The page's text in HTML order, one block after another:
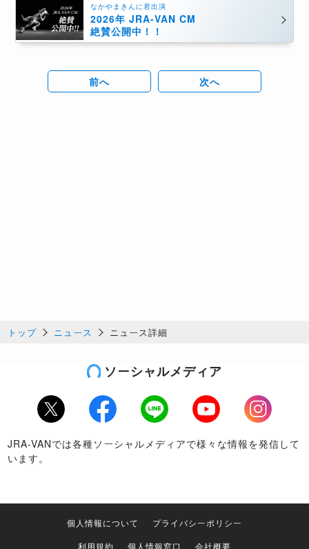
なかやまきんに君出演
2026年 JRA-VAN CM
絶賛公開中！！
前へ 次へ
トップ ニュース ニュース詳細
ソーシャルメディア
Twitter Facebook LINE Youtube
Instagram
JRA-VANでは各種ソーシャルメディアで様々な情報を発信して
います。
個人情報について
プライバシーポリシー
利用規約
個人情報窓口 会社概要